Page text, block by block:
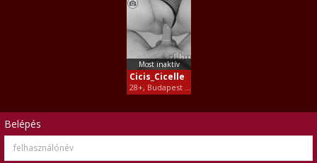
már senki nem veszi el tőlem.
Most inaktív
Cicis_Cicelle
28+, Budapest XV
Belépés